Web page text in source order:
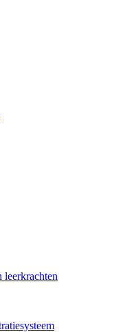
leerkrachten